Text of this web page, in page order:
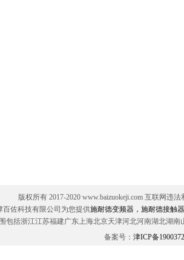
版权所有 2017-2020 www.baizuokeji.com 互联网违
百佐科技有限公司为您提供施耐德变频器，施耐德接触
包括浙江江苏福建广东上海北京天津河北河南湖北湖
备案号： 津ICP备